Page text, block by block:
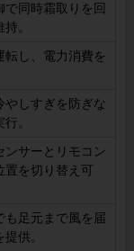
同時霜取りを回
。
転し、電力消費を
やしすぎを防ぎな
。
ンサーとリモコン
を切り替え可
も足元まで風を届
供。